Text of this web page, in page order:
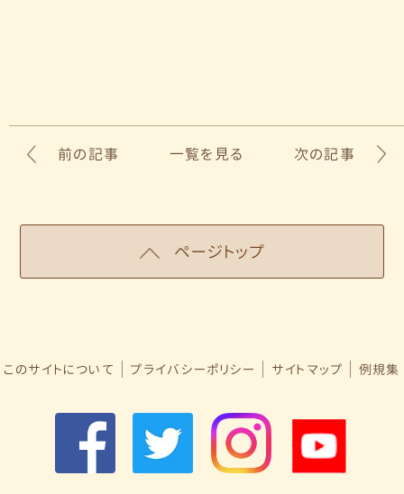
前の記事 一覧を見る 次の記事
ページトップ
このサイトについて プライバシーポリシー サイトマップ 例規集